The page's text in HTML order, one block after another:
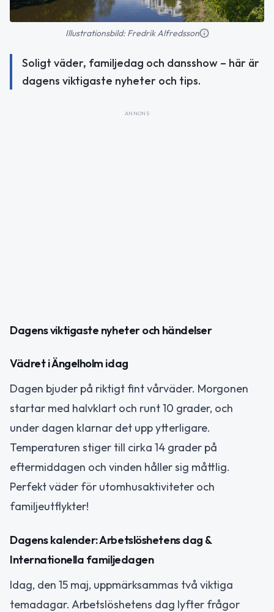
Illustrationsbild: Fredrik Alfredsson
Soligt väder, familjedag och dansshow – här är
dagens viktigaste nyheter och tips.
ANNONS
Dagens viktigaste nyheter och händelser
Vädret i Ängelholm idag
Dagen bjuder på riktigt fint vårväder. Morgonen
startar med halvklart och runt 10 grader, och
under dagen klarnar det upp ytterligare.
Temperaturen stiger till cirka 14 grader på
eftermiddagen och vinden håller sig måttlig.
Perfekt väder för utomhusaktiviteter och
familjeutflykter!
Dagens kalender: Arbetslöshetens dag &
Internationella familjedagen
Idag, den 15 maj, uppmärksammas två viktiga
temadagar. Arbetslöshetens dag lyfter frågor